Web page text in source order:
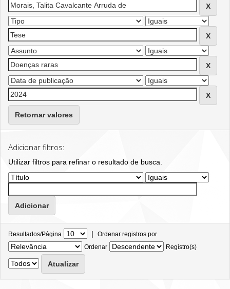
Retornar valores
Adicionar filtros:
Utilizar filtros para refinar o resultado de busca.
Resultados/Página | Ordenar registros por
Ordenar
Registro(s)